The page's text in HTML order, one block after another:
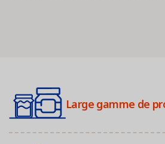
Large gamme de